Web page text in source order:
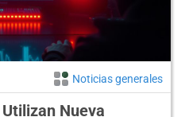
Noticias generales
Nueva